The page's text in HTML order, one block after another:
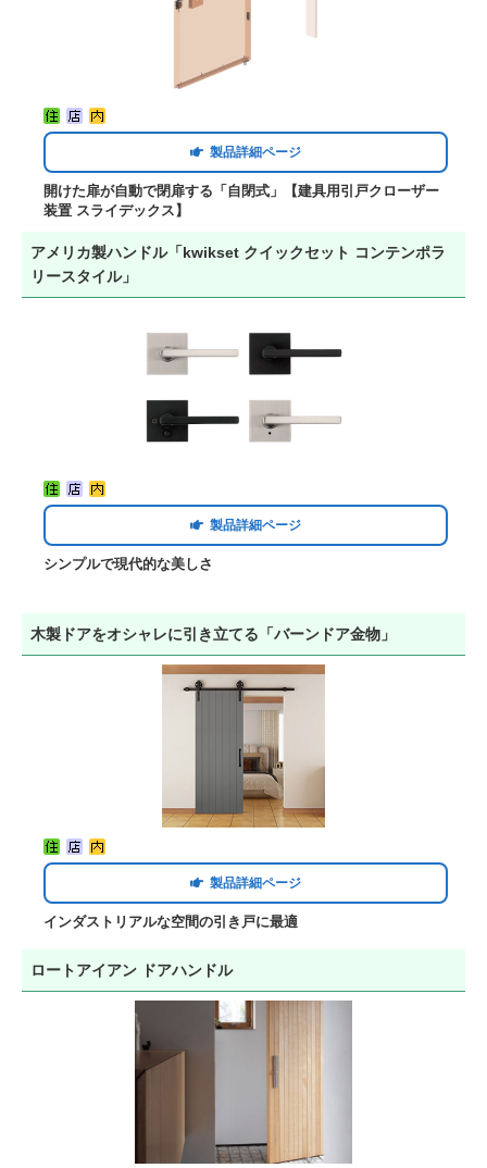
製品詳細ページ
開けた扉が自動で閉扉する「自閉式」【建具用引戸クローザー
装置 スライデックス】
アメリカ製ハンドル「kwikset クイックセット コンテンポラ
リースタイル」
製品詳細ページ
シンプルで現代的な美しさ
木製ドアをオシャレに引き立てる「バーンドア金物」
製品詳細ページ
インダストリアルな空間の引き戸に最適
ロートアイアン ドアハンドル